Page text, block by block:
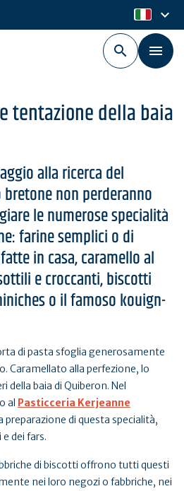
it
keyboard_arrow_down
tentazione della baia
alla ricerca del
non perderanno
le numerose specialità
farine semplici o di
in casa, caramello al
e croccanti, biscotti
o il famoso kouign-
di pasta sfoglia generosamente
Caramellato alla perfezione, lo
baia di Quiberon. Nel
o al Pasticceria Kerjeanne
preparazione di questa specialità,
dei fars.
di biscotti offrono tutti questi
nei loro negozi o fabbriche, nei